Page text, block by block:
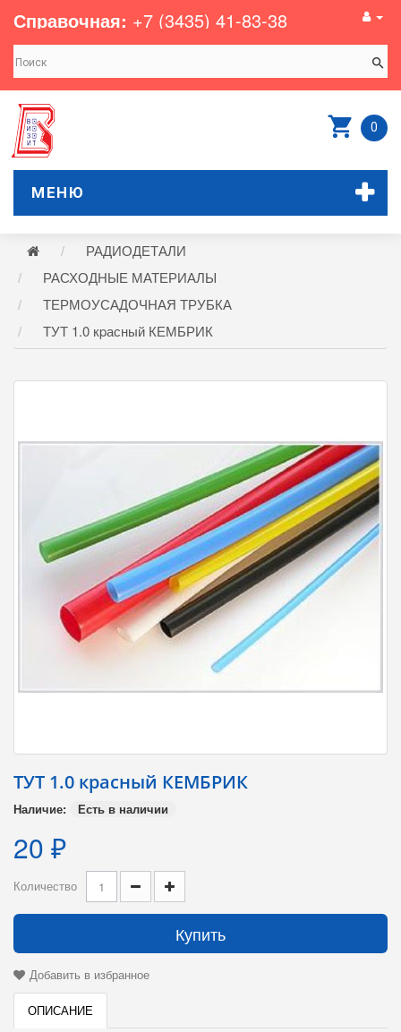
Справочная: +7 (3435) 41-83-38
0
МЕНЮ
РАДИОДЕТАЛИ
РАСХОДНЫЕ МАТЕРИАЛЫ
ТЕРМОУСАДОЧНАЯ ТРУБКА
ТУТ 1.0 кpасный КЕМБРИК
ТУТ 1.0 кpасный КЕМБРИК
Наличие: Есть в наличии
20 ₽
Количество
Купить
Добавить в избранное
ОПИСАНИЕ